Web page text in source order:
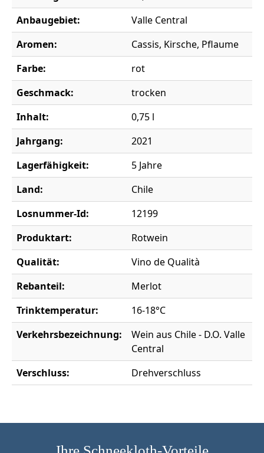
Anbaugebiet:
Valle Central
Aromen:
Cassis, Kirsche, Pflaume
Farbe:
rot
Geschmack:
trocken
Inhalt:
0,75 l
Jahrgang:
2021
Lagerfähigkeit:
5 Jahre
Land:
Chile
Losnummer-Id:
12199
Produktart:
Rotwein
Qualität:
Vino de Qualità
Rebanteil:
Merlot
Trinktemperatur:
16-18°C
Verkehrsbezeichnung:
Wein aus Chile - D.O. Valle
Central
Verschluss:
Drehverschluss